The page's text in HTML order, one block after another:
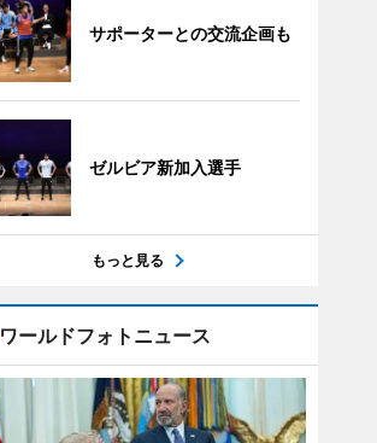
サポーターとの交流企画も
ゼルビア新加入選手
もっと見る
ワールドフォトニュース